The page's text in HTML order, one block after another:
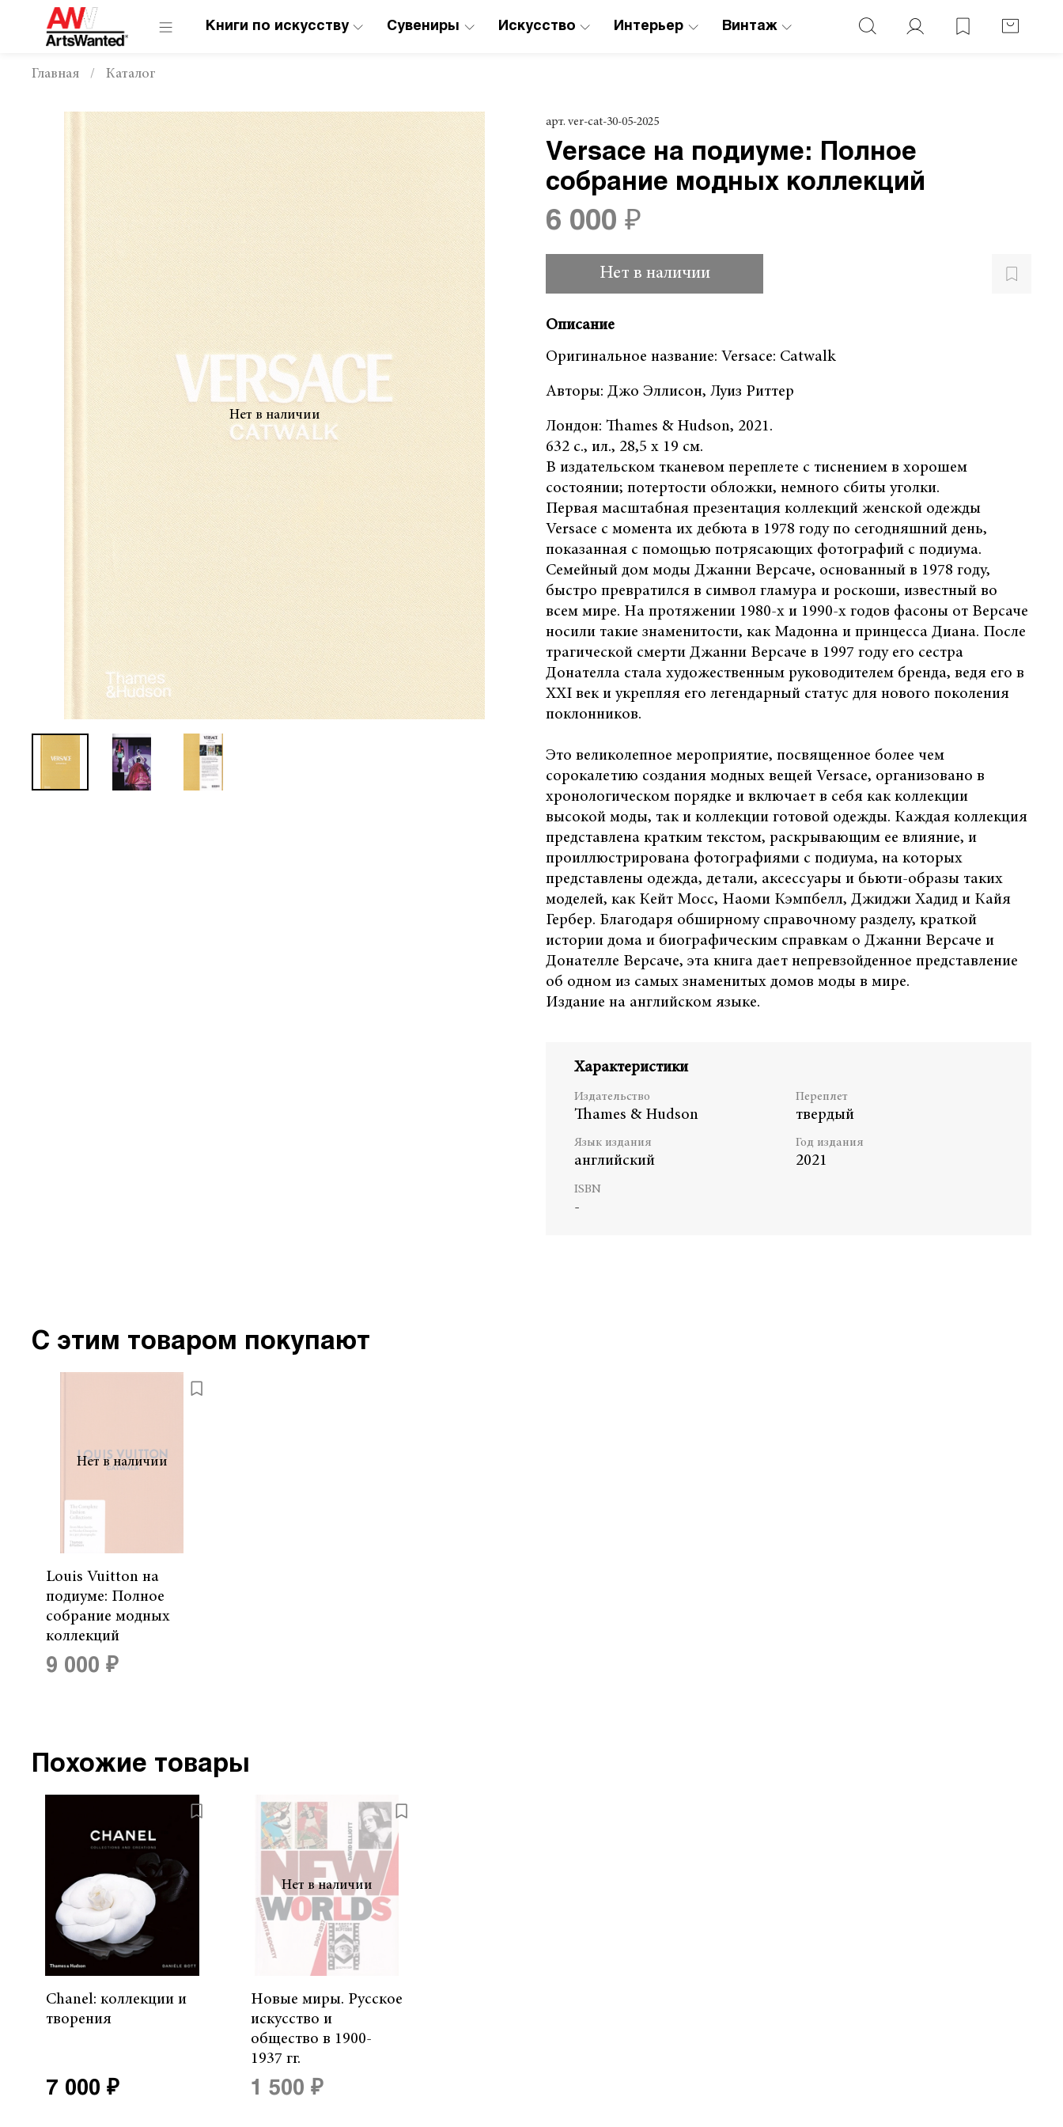
Книги по искусству Сувениры Искусство Интерьер Винтаж
Главная Каталог
Нет в наличии
арт. ver-cat-30-05-2025
Versace на подиуме: Полное
собрание модных коллекций
6 000 ₽
Нет в наличии
Описание
Оригинальное название: Versace: Catwalk
Авторы: Джо Эллисон, Луиз Риттер
Лондон: Thames & Hudson, 2021.
632 с., ил., 28,5 х 19 см.
В издательском тканевом переплете с тиснением в хорошем
состоянии; потертости обложки, немного сбиты уголки.
Первая масштабная презентация коллекций женской одежды
Versace с момента их дебюта в 1978 году по сегодняшний день,
показанная с помощью потрясающих фотографий с подиума.
Семейный дом моды Джанни Версаче, основанный в 1978 году,
быстро превратился в символ гламура и роскоши, известный во
всем мире. На протяжении 1980-х и 1990-х годов фасоны от Версаче
носили такие знаменитости, как Мадонна и принцесса Диана. После
трагической смерти Джанни Версаче в 1997 году его сестра
Донателла стала художественным руководителем бренда, ведя его в
XXI век и укрепляя его легендарный статус для нового поколения
поклонников.
Это великолепное мероприятие, посвященное более чем
сорокалетию создания модных вещей Versace, организовано в
хронологическом порядке и включает в себя как коллекции
высокой моды, так и коллекции готовой одежды. Каждая коллекция
представлена кратким текстом, раскрывающим ее влияние, и
проиллюстрирована фотографиями с подиума, на которых
представлены одежда, детали, аксессуары и бьюти-образы таких
моделей, как Кейт Мосс, Наоми Кэмпбелл, Джиджи Хадид и Кайя
Гербер. Благодаря обширному справочному разделу, краткой
истории дома и биографическим справкам о Джанни Версаче и
Донателле Версаче, эта книга дает непревзойденное представление
об одном из самых знаменитых домов моды в мире.
Издание на английском языке.
Характеристики
Издательство
Thames & Hudson
Переплет
твердый
Язык издания
английский
Год издания
2021
ISBN
-
С этим товаром покупают
Нет в наличии
Louis Vuitton на
подиуме: Полное
собрание модных
коллекций
9 000 ₽
Похожие товары
Chanel: коллекции и
творения
7 000 ₽
Нет в наличии
Новые миры. Русское
искусство и
общество в 1900-
1937 гг.
1 500 ₽